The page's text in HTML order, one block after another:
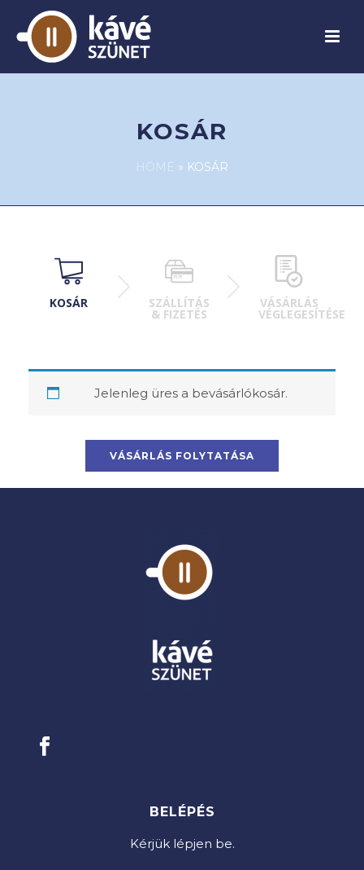
KOSÁR
HOME » KOSÁR
KOSÁR SZÁLLÍTÁS
& FIZETÉS
VÁSÁRLÁS
VÉGLEGESÍTÉSE
Jelenleg üres a bevásárlókosár.
VÁSÁRLÁS FOLYTATÁSA
BELÉPÉS
Kérjük lépjen be.